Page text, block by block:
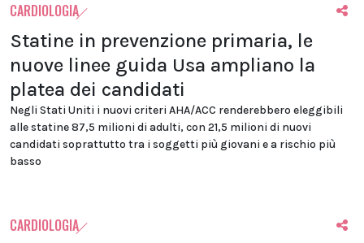
CARDIOLOGIA
Statine in prevenzione primaria, le
nuove linee guida Usa ampliano la
platea dei candidati
Negli Stati Uniti i nuovi criteri AHA/ACC renderebbero eleggibili
alle statine 87,5 milioni di adulti, con 21,5 milioni di nuovi
candidati soprattutto tra i soggetti più giovani e a rischio più
basso
CARDIOLOGIA